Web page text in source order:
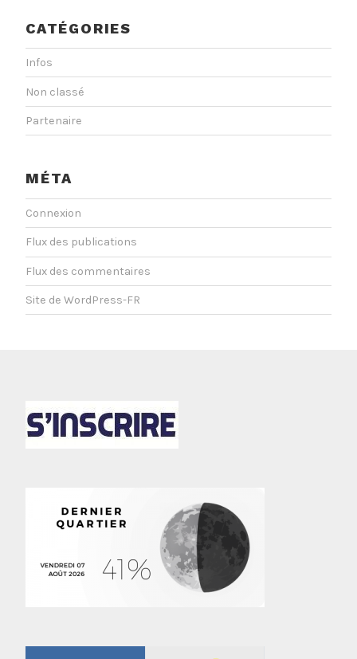
CATÉGORIES
Infos
Non classé
Partenaire
MÉTA
Connexion
Flux des publications
Flux des commentaires
Site de WordPress-FR